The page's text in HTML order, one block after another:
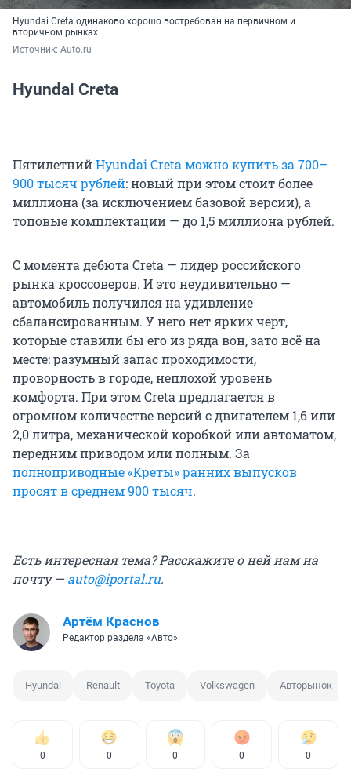
Hyundai Creta одинаково хорошо востребован на первичном и
вторичном рынках
Источник: Auto.ru
Hyundai Creta
ПятилетнийHyundai Creta можно купить за 700–
900 тысяч рублей: новый при этом стоит более
миллиона (за исключением базовой версии), а
топовые комплектации — до 1,5 миллиона рублей.
С момента дебюта Creta — лидер российского
рынка кроссоверов. И это неудивительно —
автомобиль получился на удивление
сбалансированным. У него нет ярких черт,
которые ставили бы его из ряда вон, зато всё на
месте: разумный запас проходимости,
проворность в городе, неплохой уровень
комфорта. При этом Creta предлагается в
огромном количестве версий с двигателем 1,6 или
2,0 литра, механической коробкой или автоматом,
передним приводом или полным. За
полноприводные «Креты» ранних выпусков
просят в среднем 900 тысяч.
Есть интересная тема? Расскажите о ней нам на
почту — auto@iportal.ru.
Артём Краснов
Редактор раздела «Авто»
Hyundai Renault Toyota Volkswagen Авторынок
0 0 0 0 0